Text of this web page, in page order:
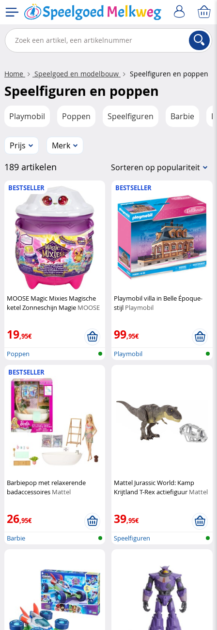
Home Speelgoed en modelbouw Speelfiguren en poppen
Speelfiguren en poppen
Playmobil Poppen Speelfiguren Barbie
Prijs Merk
189 artikelen Sorteren op populariteit
BESTSELLER
MOOSE Magic Mixies Magische
ketel Zonneschijn Magie MOOSE
19,95€
Poppen
BESTSELLER
Playmobil villa in Belle Époque-
stijl Playmobil
99,95€
Playmobil
BESTSELLER
Barbiepop met relaxerende
badaccessoires Mattel
26,95€
Barbie
Mattel Jurassic World: Kamp
Krijtland T-Rex actiefiguur Mattel
39,95€
Speelfiguren